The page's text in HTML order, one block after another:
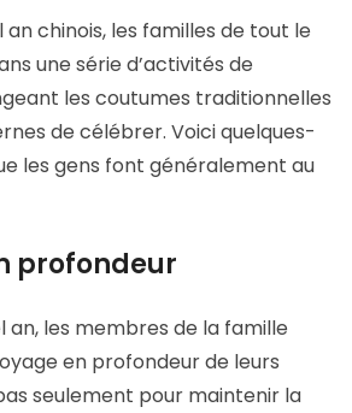
chinois, les familles de tout le
une série d’activités de
les coutumes traditionnelles
de célébrer. Voici quelques-
les gens font généralement au
profondeur
an, les membres de la famille
en profondeur de leurs
seulement pour maintenir la